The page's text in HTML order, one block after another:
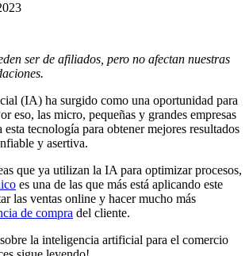
ser de afiliados, pero no afectan nuestras
(IA) ha surgido como una oportunidad para
eso, las micro, pequeñas y grandes empresas
esta tecnología para obtener mejores resultados
y asertiva.
que ya utilizan la IA para optimizar procesos,
es una de las que más está aplicando este
las ventas online y hacer mucho más
de compra del cliente.
la inteligencia artificial para el comercio